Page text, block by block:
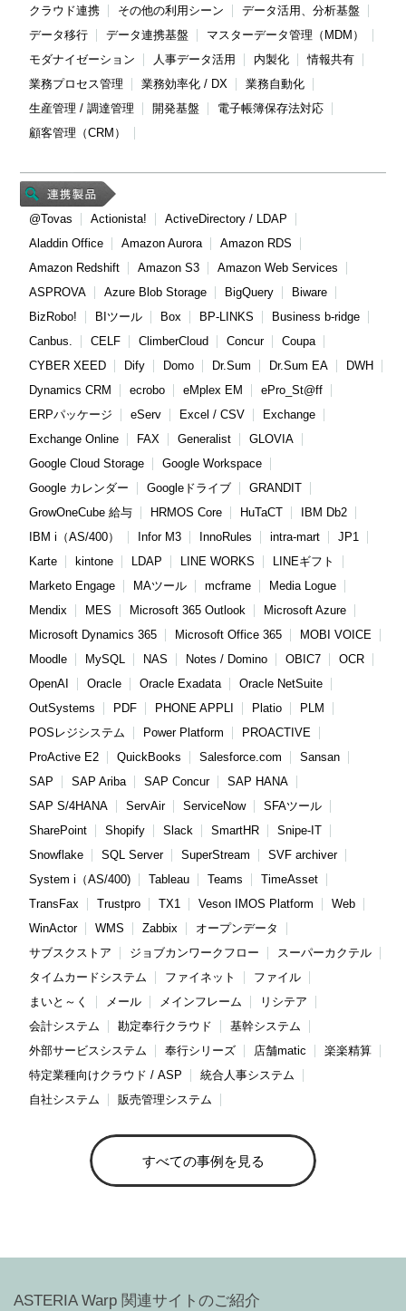
クラウド連携 その他の利用シーン
データ活用、分析基盤
データ移行
データ連携基盤
マスターデータ管理（MDM）
モダナイゼーション
人事データ活用 内製化
情報共有
業務プロセス管理
業務効率化 / DX
業務自動化
生産管理 / 調達管理
開発基盤
電子帳簿保存法対応
顧客管理（CRM）
@Tovas Actionista!
ActiveDirectory / LDAP
Aladdin Office
Amazon Aurora
Amazon RDS
Amazon Redshift
Amazon S3
Amazon Web Services
ASPROVA
Azure Blob Storage BigQuery
Biware
BizRobo!
BIツール Box BP-LINKS
Business b-ridge
Canbus.
CELF ClimberCloud Concur
Coupa
CYBER XEED
Dify Domo Dr.Sum Dr.Sum EA
DWH
Dynamics CRM
ecrobo eMplex EM
ePro_St@ff
ERPパッケージ
eServ Excel / CSV
Exchange
Exchange Online
FAX Generalist
GLOVIA
Google Cloud Storage
Google Workspace
Google カレンダー
Googleドライブ
GRANDIT
GrowOneCube 給与
HRMOS Core HuTaCT
IBM Db2
IBM i（AS/400）
Infor M3 InnoRules intra-mart
JP1
Karte
kintone LDAP LINE WORKS
LINEギフト
Marketo Engage
MAツール mcframe
Media Logue
Mendix
MES Microsoft 365 Outlook
Microsoft Azure
Microsoft Dynamics 365
Microsoft Office 365
MOBI VOICE
Moodle
MySQL NAS Notes / Domino OBIC7
OCR
OpenAI
Oracle Oracle Exadata
Oracle NetSuite
OutSystems
PDF PHONE APPLI Platio
PLM
POSレジシステム
Power Platform
PROACTIVE
ProActive E2
QuickBooks Salesforce.com
Sansan
SAP
SAP Ariba SAP Concur
SAP HANA
SAP S/4HANA
ServAir ServiceNow
SFAツール
SharePoint
Shopify Slack SmartHR
Snipe-IT
Snowflake
SQL Server SuperStream
SVF archiver
System i（AS/400)
Tableau Teams
TimeAsset
TransFax
Trustpro TX1 Veson IMOS Platform
Web
WinActor
WMS Zabbix
オープンデータ
サブスクストア
ジョブカンワークフロー
スーパーカクテル
タイムカードシステム
ファイネット
ファイル
まいと～く
メール メインフレーム
リシテア
会計システム
勘定奉行クラウド
基幹システム
外部サービスシステム
奉行シリーズ 店舗matic
楽楽精算
特定業種向けクラウド / ASP
統合人事システム
自社システム
販売管理システム
すべての事例を見る
ASTERIA Warp 関連サイトのご紹介